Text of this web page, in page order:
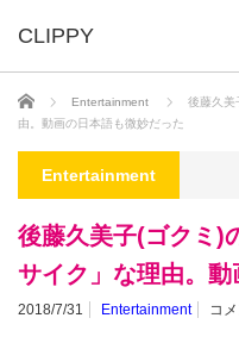
ホーム Entertainment
後藤久美
由。動画の日本語も微妙だった
Entertainment
後藤久美子(ゴクミ)
サイク」な理由。
2018/7/31 Entertainment コ